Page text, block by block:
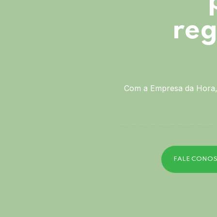
Com a Empresa da
FALE